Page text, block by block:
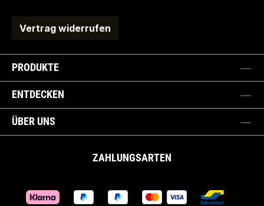
Vertrag widerrufen
PRODUKTE
ENTDECKEN
ÜBER UNS
ZAHLUNGSARTEN